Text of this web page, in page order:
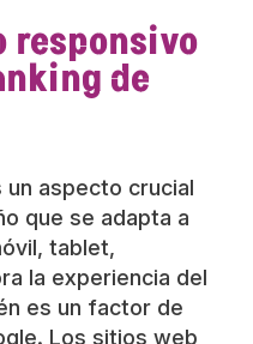
responsivo
de
aspecto crucial
que se adapta a
tablet,
la experiencia del
es un factor de
Los sitios web